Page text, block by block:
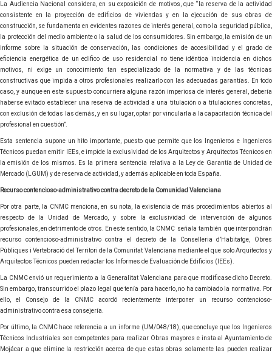
La Audiencia Nacional considera, en su exposición de motivos, que “la reserva de la actividad
consistente en la proyección de edificios de viviendas y en la ejecución de sus obras de
construcción, se fundamenta en evidentes razones de interés general, como la seguridad pública,
la protección del medio ambiente o la salud de los consumidores. Sin embargo, la emisión de un
informe sobre la situación de conservación, las condiciones de accesibilidad y el grado de
eficiencia energética de un edifico de uso residencial no tiene idéntica incidencia en dichos
motivos, ni exige un conocimiento tan especializado de la normativa y de las técnicas
constructivas que impida a otros profesionales realizarlo con las adecuadas garantías. En todo
caso, y aunque en este supuesto concurriera alguna razón imperiosa de interés general, debería
haberse evitado establecer una reserva de actividad a una titulación o a titulaciones concretas,
con exclusión de todas las demás, y en su lugar, optar por vincularla a la capacitación técnica del
profesional en cuestión”.
Esta sentencia supone un hito importante, puesto que permite que los Ingenieros e Ingenieros
Técnicos puedan emitir IEEs, e impide la exclusividad de los Arquitectos y Arquitectos Técnicos en
la emisión de los mismos. Es la primera sentencia relativa a la Ley de Garantía de Unidad de
Mercado (LGUM) y de reserva de actividad, y además aplicable en toda España.
Recurso contencioso-administrativo contra decreto de la Comunidad Valenciana
Por otra parte, la CNMC menciona, en su nota, la existencia de más procedimientos abiertos al
respecto de la Unidad de Mercado, y sobre la exclusividad de intervención de algunos
profesionales, en detrimento de otros. En este sentido, la CNMC señala también que interpondrán
recurso contencioso-administrativo contra el decreto de la Conselleria d’Habitatge, Obres
Públiques i Vertebració del Territori de la Comunitat Valenciana mediante el que solo Arquitectos y
Arquitectos Técnicos pueden redactar los Informes de Evaluación de Edificios (IEEs).
La CNMC envió un requerimiento a la Generalitat Valenciana para que modificase dicho Decreto.
Sin embargo, transcurrido el plazo legal que tenía para hacerlo, no ha cambiado la normativa. Por
ello, el Consejo de la CNMC acordó recientemente interponer un recurso contencioso-
administrativo contra esa consejería.
Por último, la CNMC hace referencia a un informe (UM/048/18), que concluye que los Ingenieros
Técnicos Industriales son competentes para realizar Obras mayores e insta al Ayuntamiento de
Mojácar a que elimine la restricción acerca de que estas obras solamente las pueden realizar